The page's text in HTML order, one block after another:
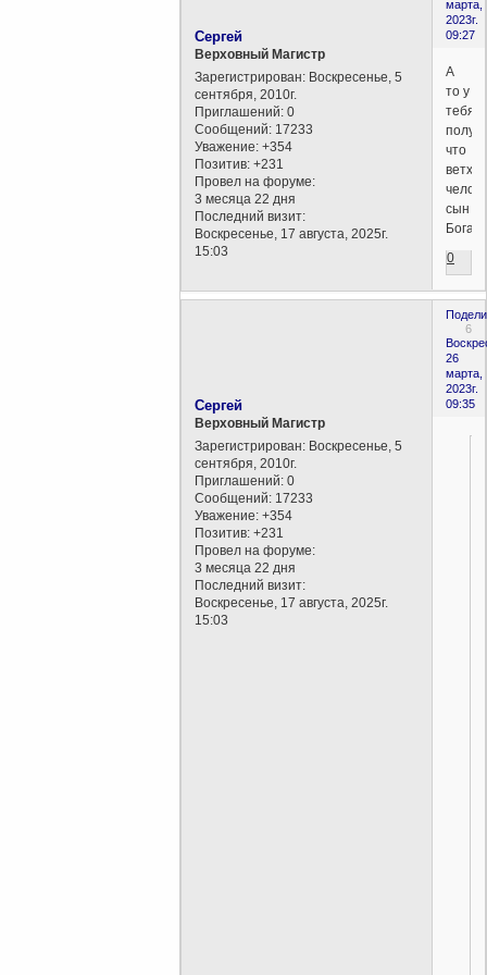
марта,
2023г.
09:27
Сергей
Верховный Магистр
Зарегистрирован: Воскресенье, 5
сентября, 2010г.
Приглашений: 0
Сообщений: 17233
Уважение: +354
Позитив: +231
Провел на форуме:
3 месяца 22 дня
Последний визит:
Воскресенье, 17 августа, 2025г.
15:03
А
то у
тебя
что
ветхий
сын
Бога.
0
6
26
марта,
2023г.
09:35
Сергей
Верховный Магистр
Зарегистрирован: Воскресенье, 5
сентября, 2010г.
Приглашений: 0
Сообщений: 17233
Уважение: +354
Позитив: +231
Провел на форуме:
3 месяца 22 дня
Последний визит:
Воскресенье, 17 августа, 2025г.
15:03